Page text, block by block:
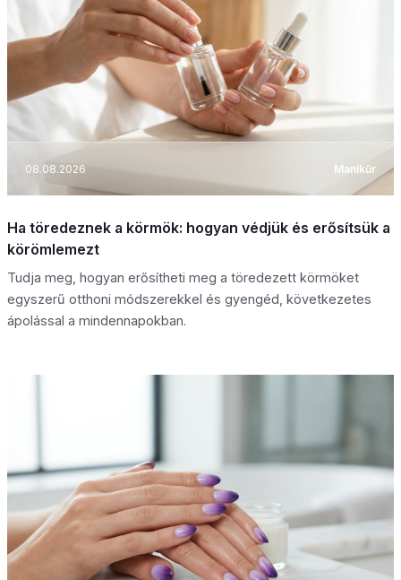
08.08.2026 Manikűr
Ha töredeznek a körmök: hogyan védjük és erősítsük a
körömlemezt
Tudja meg, hogyan erősítheti meg a töredezett körmöket
egyszerű otthoni módszerekkel és gyengéd, következetes
ápolással a mindennapokban.